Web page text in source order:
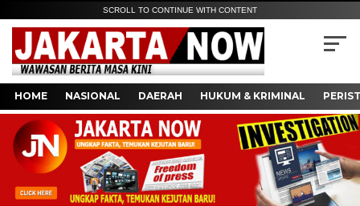
SCROLL TO CONTINUE WITH CONTENT
HOME NASIONAL DAERAH HUKUM & KRIMINAL